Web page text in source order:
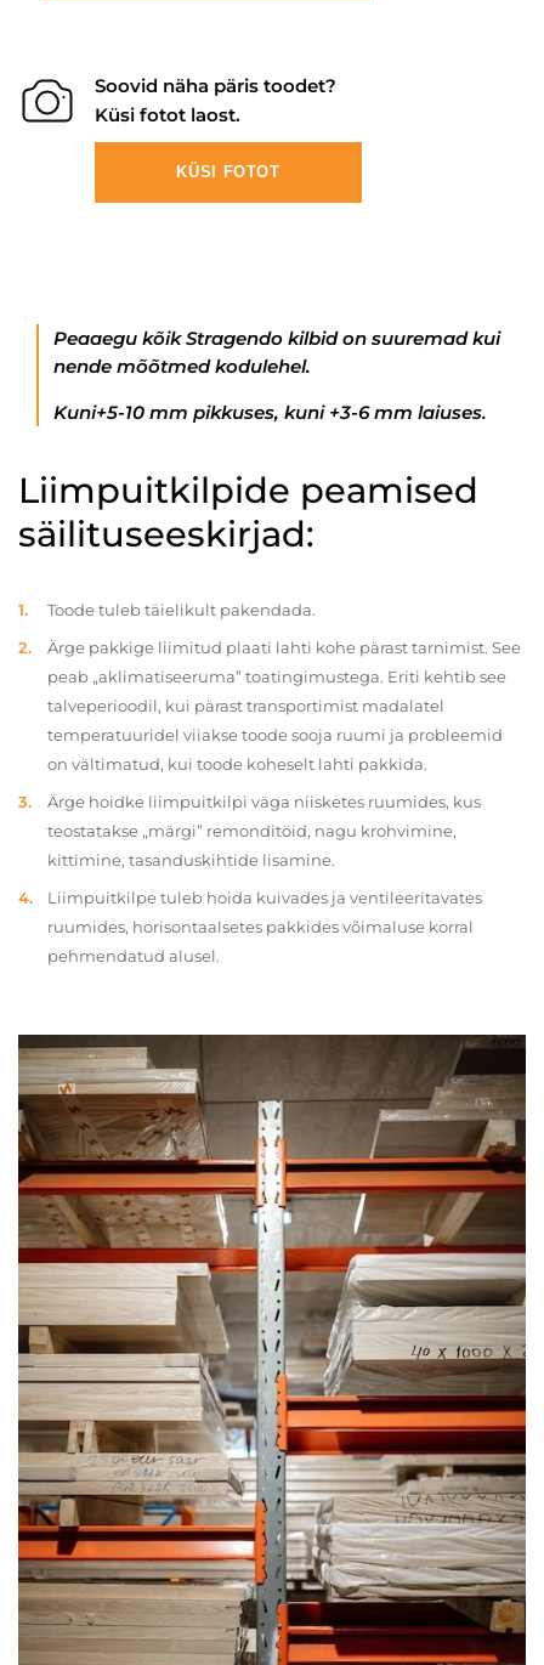
Soovid näha päris toodet?
Küsi fotot laost.
KÜSI FOTOT
Peaaegu kõik Stragendo kilbid on suuremad kui
nende mõõtmed kodulehel.
Kuni+5-10 mm pikkuses, kuni +3-6 mm laiuses.
Liimpuitkilpide peamised
säilituseeskirjad:
Toode tuleb täielikult pakendada.
Ärge pakkige liimitud plaati lahti kohe pärast tarnimist. See
peab „aklimatiseeruma” toatingimustega. Eriti kehtib see
talveperioodil, kui pärast transportimist madalatel
temperatuuridel viiakse toode sooja ruumi ja probleemid
on vältimatud, kui toode koheselt lahti pakkida.
Ärge hoidke liimpuitkilpi väga niisketes ruumides, kus
teostatakse „märgi” remonditöid, nagu krohvimine,
kittimine, tasanduskihtide lisamine.
Liimpuitkilpe tuleb hoida kuivades ja ventileeritavates
ruumides, horisontaalsetes pakkides võimaluse korral
pehmendatud alusel.